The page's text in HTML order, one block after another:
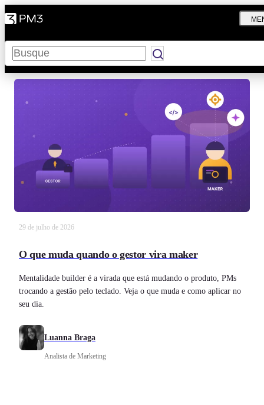
Pesquisar
29 de julho de 2026
O que muda quando o gestor vira maker
Mentalidade builder é a virada que está mudando o produto, PMs
trocando a gestão pelo teclado. Veja o que muda e como aplicar no
seu dia.
Luanna Braga
Analista de Marketing